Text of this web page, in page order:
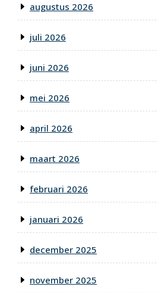
augustus 2026
juli 2026
juni 2026
mei 2026
april 2026
maart 2026
februari 2026
januari 2026
december 2025
november 2025